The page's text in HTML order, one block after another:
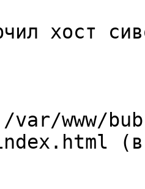
хост
/var/www/